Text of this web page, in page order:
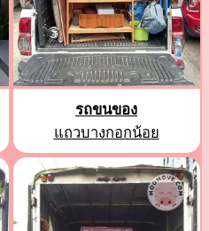
รถขนของ
แถวบางกอกน้อย